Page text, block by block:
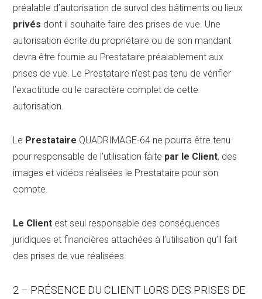
préalable d’autorisation de survol des bâtiments ou lieux
privés dont il souhaite faire des prises de vue. Une
autorisation écrite du propriétaire ou de son mandant
devra être fournie au Prestataire préalablement aux
prises de vue. Le Prestataire n’est pas tenu de vérifier
l’exactitude ou le caractère complet de cette
autorisation.
Le Prestataire QUADRIMAGE-64 ne pourra être tenu
pour responsable de l’utilisation faite par le Client, des
images et vidéos réalisées le Prestataire pour son
compte.
Le Client est seul responsable des conséquences
juridiques et financières attachées à l’utilisation qu’il fait
des prises de vue réalisées.
2 – PRÉSENCE DU CLIENT LORS DES PRISES DE